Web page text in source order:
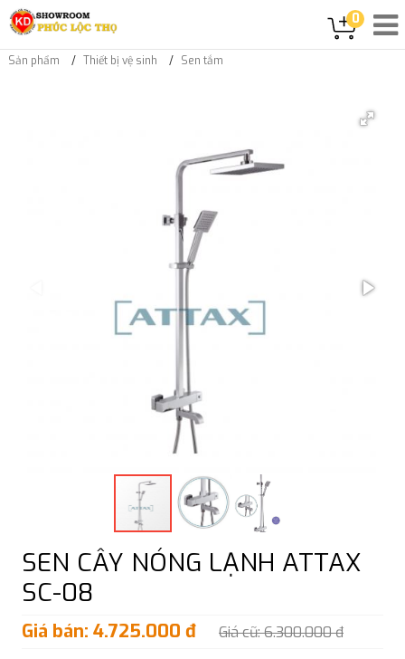
0
Sản phẩm Thiết bị vệ sinh Sen tắm
SEN CÂY NÓNG LẠNH ATTAX
SC-08
Giá bán: 4.725.000 đ Giá cũ: 6.300.000 đ